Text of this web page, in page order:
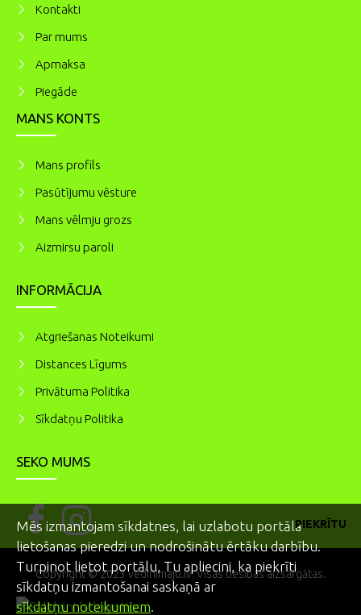
Kontakti
Par mums
Apmaksa
Piegāde
MANS KONTS
Mans profils
Pasūtījumu vēsture
Mans vēlmju grozs
Aizmirsu paroli
INFORMĀCIJA
Atgriešanas Noteikumi
Distances Līgums
Privātuma Politika
Sīkdatņu Politika
SEKO MUMS
Copyright © 2023 vedinimaju.lv. Visas tiesības aizsargātas.
PIEKRĪTU
Mēs izmantojam sīkdatnes, lai uzlabotu portāla
lietošanas pieredzi un nodrošinātu ērtāku darbību.
Turpinot lietot portālu, Tu apliecini, ka piekrīti
sīkdatņu izmantošanai saskaņā ar
sīkdatņu noteikumiem.